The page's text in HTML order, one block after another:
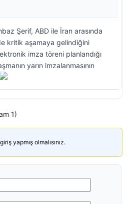
Şerif, ABD ile İran arasında
kritik aşamaya gelindiğini
imza töreni planlandığı
yarın imzalanmasının
1)
yapmış olmalısınız.